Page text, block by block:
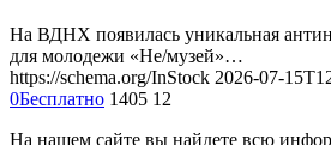
На ВДНХ появилась уникальная
для молодежи «Не/музей»…
https://schema.org/InStock 2026-07-
0Бесплатно 1405 12
На нашем сайте вы найдете всю